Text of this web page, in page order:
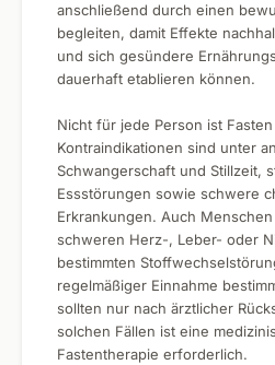
anschließend durch einen
begleiten, damit Effekte
und sich gesündere
dauerhaft etablieren können.
Nicht für jede Person ist
Kontraindikationen sind unter
Schwangerschaft und Stillzeit,
Essstörungen sowie schwere
Erkrankungen. Auch Menschen
schweren Herz-, Leber- oder
bestimmten
regelmäßiger Einnahme
sollten nur nach ärztlicher
solchen Fällen ist eine
Fastentherapie erforderlich.